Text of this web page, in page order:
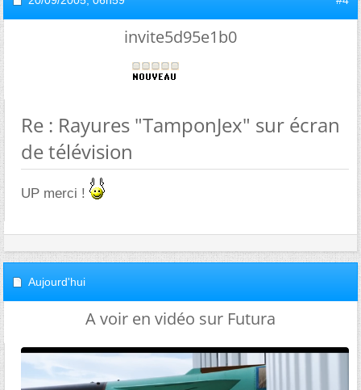
invite5d95e1b0
Re : Rayures "TamponJex" sur écran
de télévision
UP merci !
Aujourd'hui
A voir en vidéo sur Futura